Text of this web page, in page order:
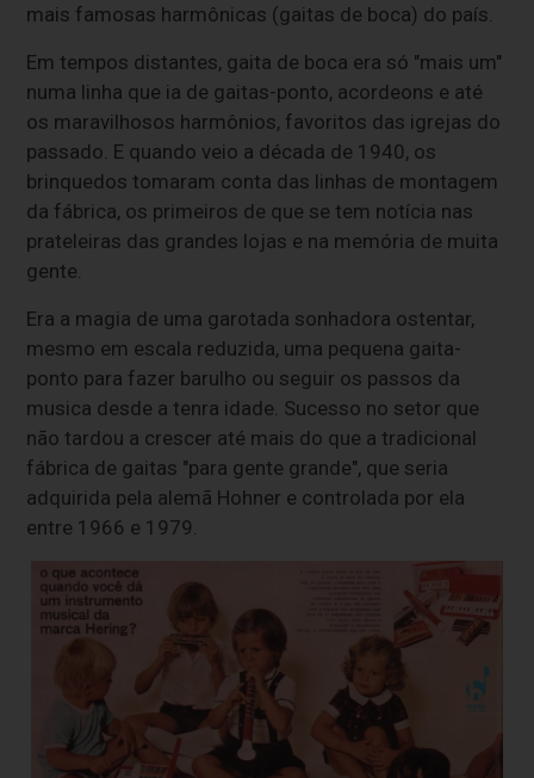
mais famosas harmônicas (gaitas de boca) do país.
Em tempos distantes, gaita de boca era só "mais um"
numa linha que ia de gaitas-ponto, acordeons e até
os maravilhosos harmônios, favoritos das igrejas do
passado. E quando veio a década de 1940, os
brinquedos tomaram conta das linhas de montagem
da fábrica, os primeiros de que se tem notícia nas
prateleiras das grandes lojas e na memória de muita
gente.
Era a magia de uma garotada sonhadora ostentar,
mesmo em escala reduzida, uma pequena gaita-
ponto para fazer barulho ou seguir os passos da
musica desde a tenra idade. Sucesso no setor que
não tardou a crescer até mais do que a tradicional
fábrica de gaitas "para gente grande", que seria
adquirida pela alemã Hohner e controlada por ela
entre 1966 e 1979.